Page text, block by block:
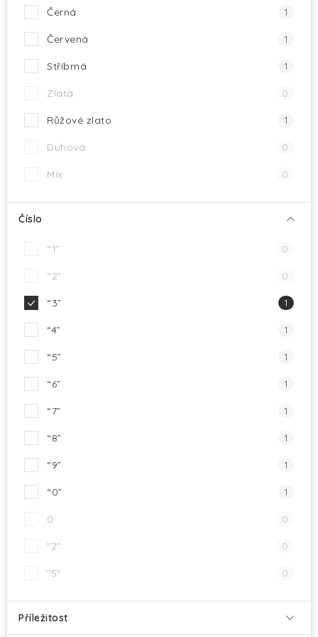
Černá 1
Červená 1
Stříbrná 1
Zlatá 0
Růžové zlato 1
Duhová 0
Mix 0
Číslo
“1” 0
“2” 0
“3” 1
“4” 1
“5” 1
“6” 1
“7” 1
“8” 1
“9” 1
“0” 1
0 0
"2" 0
"5" 0
Příležitost